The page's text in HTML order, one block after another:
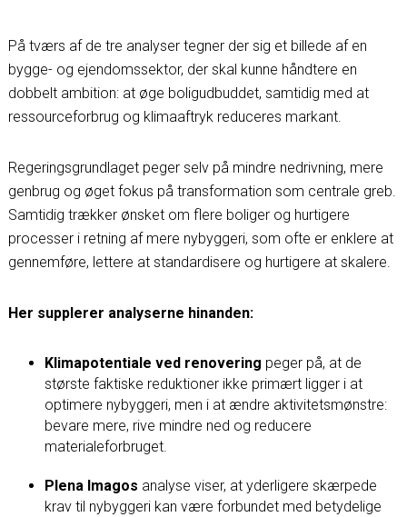
På tværs af de tre analyser tegner der sig et billede af en
bygge- og ejendomssektor, der skal kunne håndtere en
dobbelt ambition: at øge boligudbuddet, samtidig med at
ressourceforbrug og klimaaftryk reduceres markant.
Regeringsgrundlaget peger selv på mindre nedrivning, mere
genbrug og øget fokus på transformation som centrale greb.
Samtidig trækker ønsket om flere boliger og hurtigere
processer i retning af mere nybyggeri, som ofte er enklere at
gennemføre, lettere at standardisere og hurtigere at skalere.
Her supplerer analyserne hinanden:
Klimapotentiale ved renovering peger på, at de
største faktiske reduktioner ikke primært ligger i at
optimere nybyggeri, men i at ændre aktivitetsmønstre:
bevare mere, rive mindre ned og reducere
materialeforbruget.
Plena Imagos analyse viser, at yderligere skærpede
krav til nybyggeri kan være forbundet med betydelige